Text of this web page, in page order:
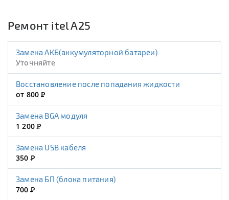
Ремонт itel A25
Замена АКБ(аккумуляторной батареи)
Уточняйте
Восстановление после попадания жидкости
от 800Р
Замена BGA модуля
1 200Р
Замена USB кабеля
350Р
Замена БП (блока питания)
700Р